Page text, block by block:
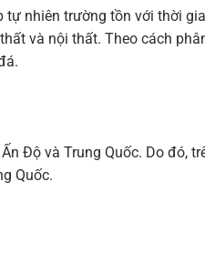
nhiên trường tồn với thời
và nội thất. Theo cách
Độ và Trung Quốc. Do đó,
Quốc.